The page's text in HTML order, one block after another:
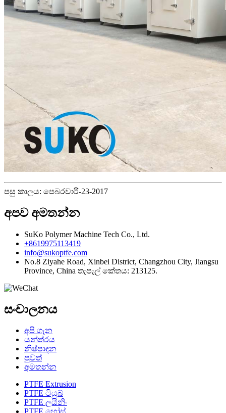
පසු කාලය: පෙබරවාරි-23-2017
අපව අමතන්න
SuKo Polymer Machine Tech Co., Ltd.
+8619975113419
info@sukoptfe.com
No.8 Ziyahe Road, Xinbei District, Changzhou City, Jiangsu
Province, China තැපැල් කේතය: 213125.
සංචාලනය
අපි ගැන
යන්ත්රය
නිෂ්පාදන
පුවත්
අමතන්න
PTFE Extrusion
PTFE ටියුබ්
PTFE ලයිනිං